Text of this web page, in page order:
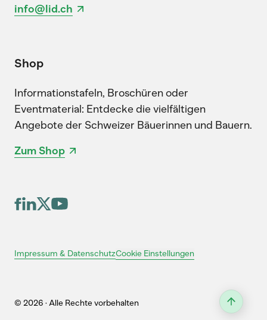
info@lid.ch
Shop
Informationstafeln, Broschüren oder
Eventmaterial: Entdecke die vielfältigen
Angebote der Schweizer Bäuerinnen und Bauern.
Zum Shop
Impressum & DatenschutzCookie Einstellungen
© 2026 · Alle Rechte vorbehalten